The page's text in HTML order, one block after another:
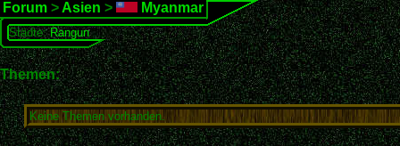
Forum > Asien > Myanmar
Städte:Rangun
Themen:
Keine Themen vorhanden.